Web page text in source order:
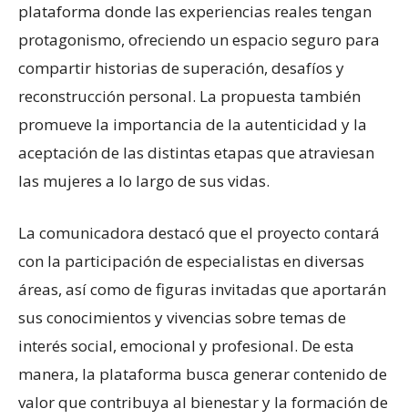
plataforma donde las experiencias reales tengan
protagonismo, ofreciendo un espacio seguro para
compartir historias de superación, desafíos y
reconstrucción personal. La propuesta también
promueve la importancia de la autenticidad y la
aceptación de las distintas etapas que atraviesan
las mujeres a lo largo de sus vidas.
La comunicadora destacó que el proyecto contará
con la participación de especialistas en diversas
áreas, así como de figuras invitadas que aportarán
sus conocimientos y vivencias sobre temas de
interés social, emocional y profesional. De esta
manera, la plataforma busca generar contenido de
valor que contribuya al bienestar y la formación de